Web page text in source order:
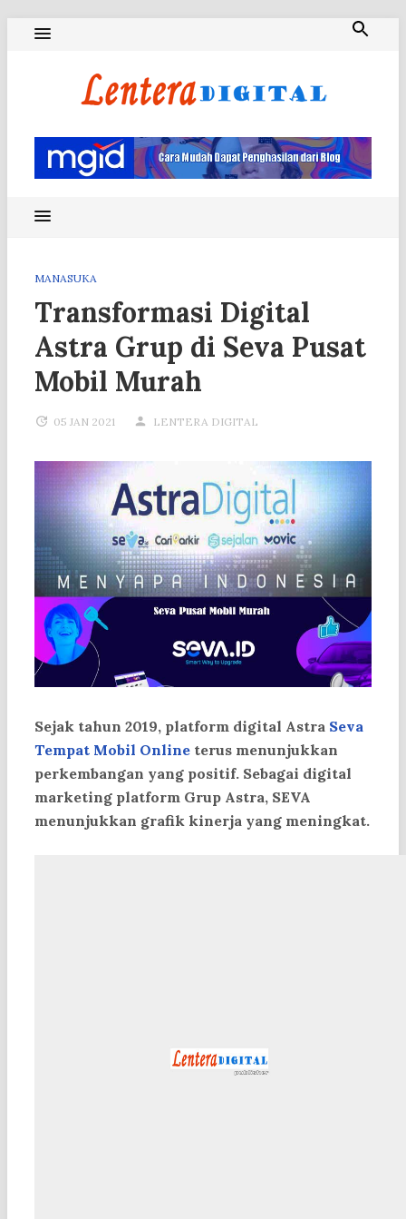
MANASUKA
Transformasi Digital
Astra Grup di Seva Pusat
Mobil Murah
05 JAN 2021 LENTERA DIGITAL
Sejak tahun 2019, platform digital Astra Seva
Tempat Mobil Online terus menunjukkan
perkembangan yang positif. Sebagai digital
marketing platform Grup Astra, SEVA
menunjukkan grafik kinerja yang meningkat.